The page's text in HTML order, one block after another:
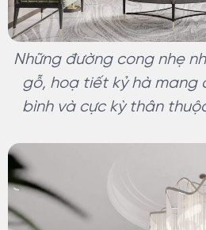
Những đường cong nhẹ
gỗ, hoạ tiết kỷ hà mang
bình và cực kỳ thân